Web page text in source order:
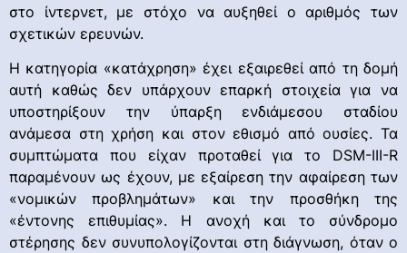
στο ίντερνετ, με στόχο να αυξηθεί ο αριθμός των
σχετικών ερευνών.
Η κατηγορία «κατάχρηση» έχει εξαιρεθεί από τη δομή
αυτή καθώς δεν υπάρχουν επαρκή στοιχεία για να
υποστηρίξουν την ύπαρξη ενδιάμεσου σταδίου
ανάμεσα στη χρήση και στον εθισμό από ουσίες. Τα
συμπτώματα που είχαν προταθεί για το DSM-III-R
παραμένουν ως έχουν, με εξαίρεση την αφαίρεση των
«νομικών προβλημάτων» και την προσθήκη της
«έντονης επιθυμίας». Η ανοχή και το σύνδρομο
στέρησης δεν συνυπολογίζονται στη διάγνωση, όταν ο